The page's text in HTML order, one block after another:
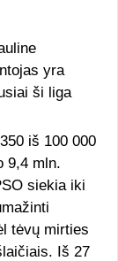
yra
ši liga
iš 100 000
9,4 mln.
siekia iki
tėvų mirties
Iš 27